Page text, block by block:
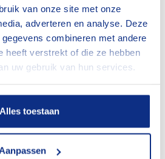
van onze site met onze
adverteren en analyse. Deze
combineren met andere
heeft verstrekt of die ze hebben
uw gebruik van hun services.
Alles toestaan
iedere klus
elke klus specifieke eisen stelt
en hefhoogtes. Het is
hoogwerker kunt huren,
om te betalen voor onnodige